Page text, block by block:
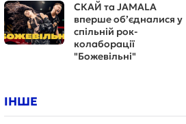
СКАЙ та JAMALA
вперше об’єдналися у
спільній рок-
колаборації
"Божевільні"
ІНШЕ